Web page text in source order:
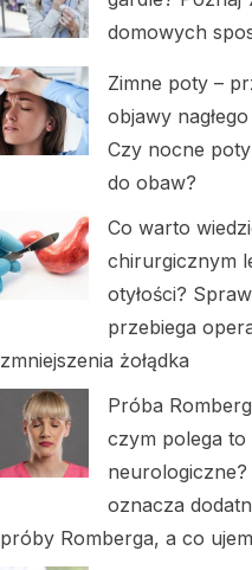
domowych
Zimne poty –
objawy
Czy nocne
do obaw?
Co warto
chirurgicznym
otyłości?
przebiega
zmniejszenia żołądka
Próba
czym polega to
neurologiczne?
oznacza
próby Romberga, a co